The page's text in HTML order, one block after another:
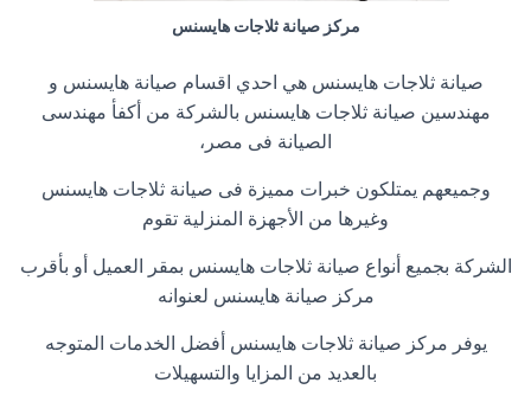
مركز صيانة ثلاجات هايسنس
صيانة ثلاجات هايسنس هي احدي اقسام صيانة هايسنس و
مهندسين صيانة ثلاجات هايسنس بالشركة من أكفأ مهندسى
الصيانة فى مصر،
وجميعهم يمتلكون خبرات مميزة فى صيانة ثلاجات هايسنس
وغيرها من الأجهزة المنزلية تقوم
الشركة بجميع أنواع صيانة ثلاجات هايسنس بمقر العميل أو بأقرب
مركز صيانة هايسنس لعنوانه
يوفر مركز صيانة ثلاجات هايسنس أفضل الخدمات المتوجه
بالعديد من المزايا والتسهيلات